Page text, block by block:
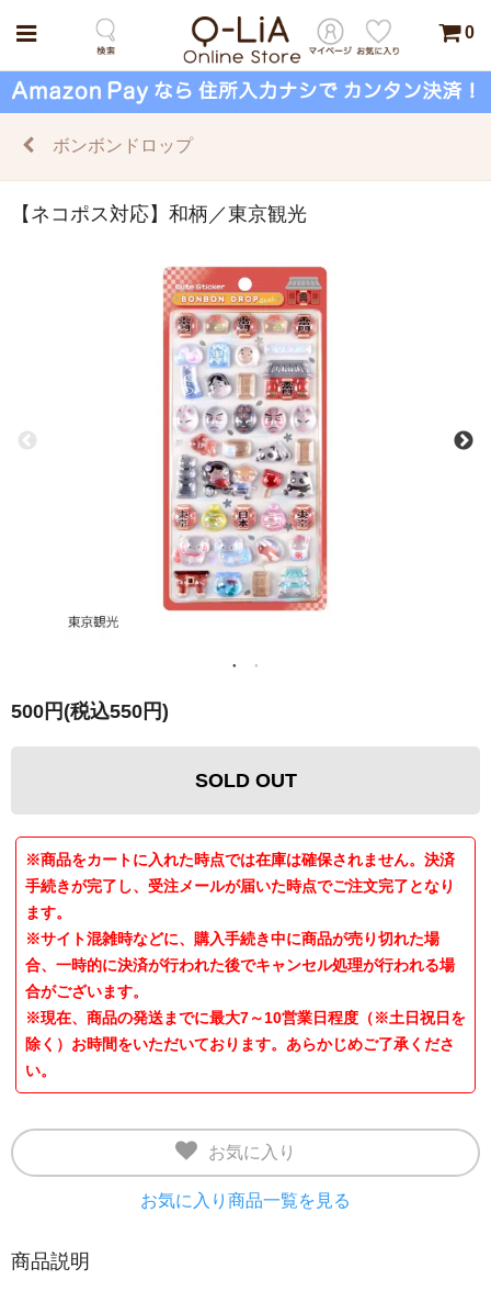
0
ボンボンドロップ
【ネコポス対応】和柄／東京観光
500円(税込550円)
SOLD OUT
※商品をカートに入れた時点では在庫は確保されません。決済
手続きが完了し、受注メールが届いた時点でご注文完了となり
ます。
※サイト混雑時などに、購入手続き中に商品が売り切れた場
合、一時的に決済が行われた後でキャンセル処理が行われる場
合がございます。
※現在、商品の発送までに最大7～10営業日程度（※土日祝日を
除く）お時間をいただいております。あらかじめご了承くださ
い。
お気に入り
お気に入り商品一覧を見る
商品説明